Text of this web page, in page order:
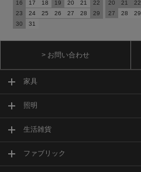
16
17 18 19 20 21
22
23
24 25 26 27 28
29
30
31
20
21 22
27
28 29
> お問い合わせ
家具
照明
生活雑貨
ファブリック